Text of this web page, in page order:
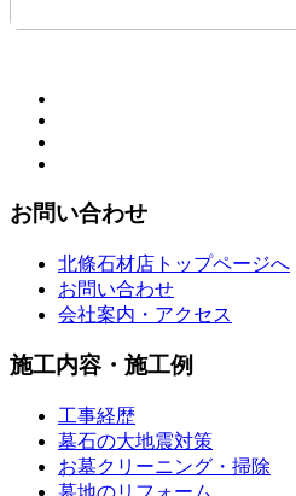
お問い合わせ
北條石材店トップページへ
お問い合わせ
会社案内・アクセス
施工内容・施工例
工事経歴
墓石の大地震対策
お墓クリーニング・掃除